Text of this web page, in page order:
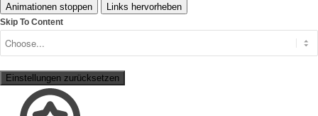
Animationen stoppen Links hervorheben
Skip To Content
Einstellungen zurücksetzen